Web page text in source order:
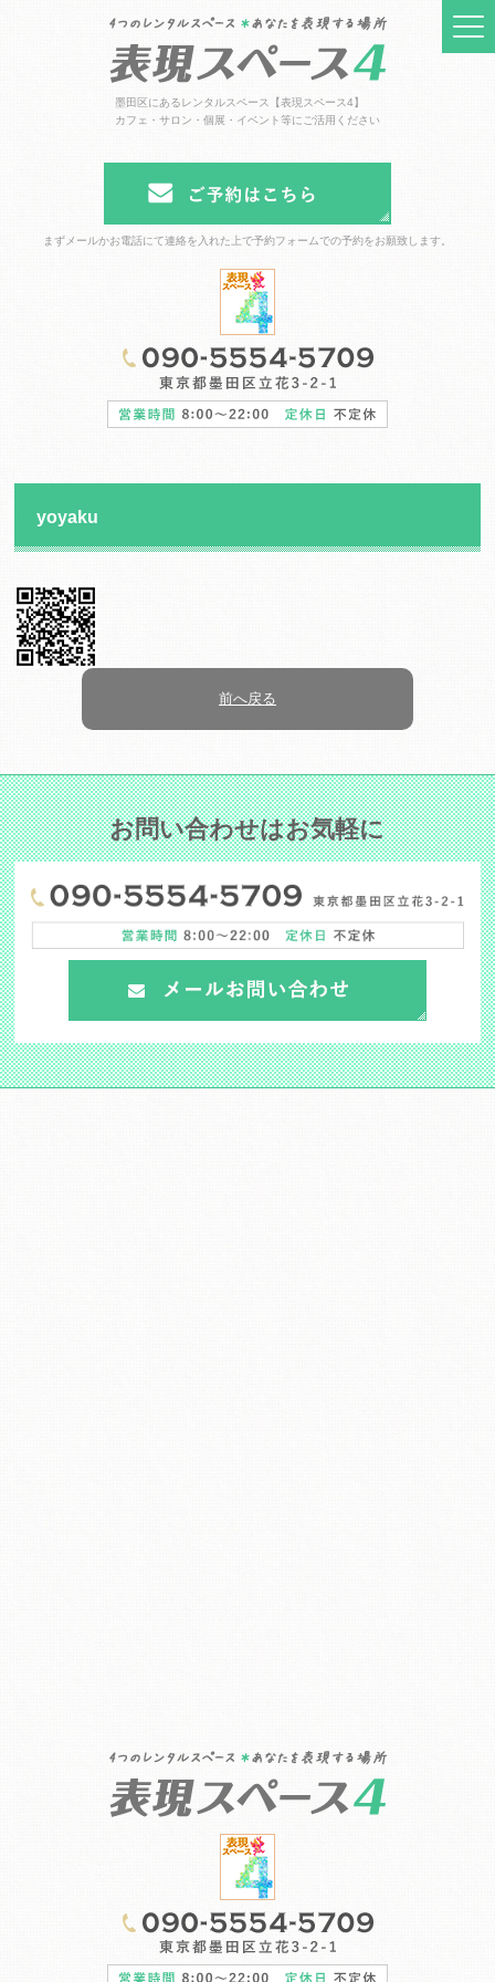
墨田区にあるレンタルスペース【表現スペース4】
カフェ・サロン・個展・イベント等にご活用ください
まずメールかお電話にて連絡を入れた上で予約フォームでの予約をお願致します。
yoyaku
前へ戻る
お問い合わせはお気軽に